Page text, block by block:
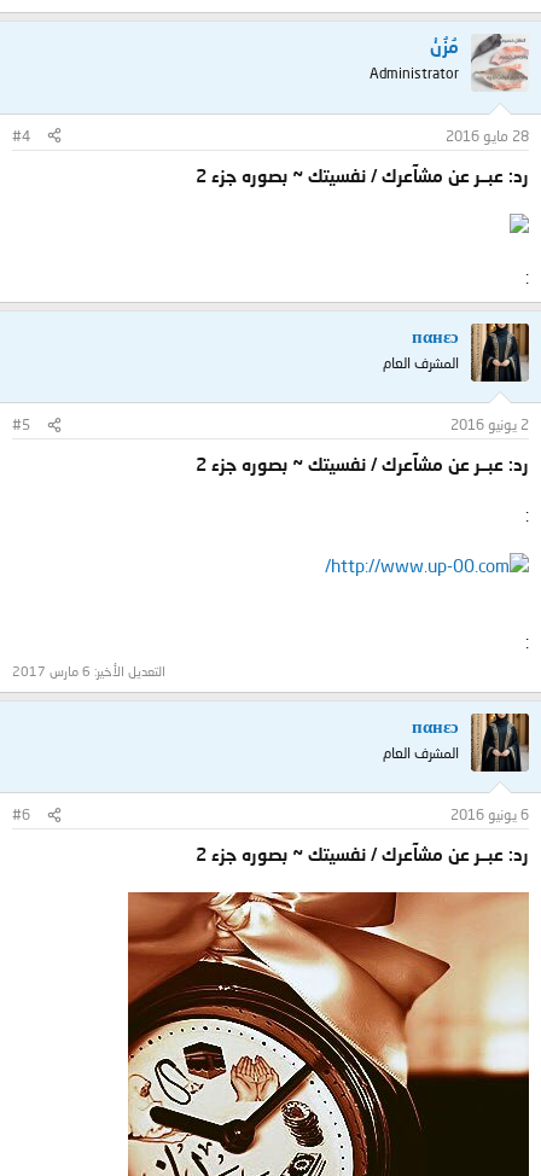
مُزُنْ
Administrator
28 مايو 2016 #4
رد: عبــر عن مشآعرك / نفسيتك ~ بصوره جزء 2
:
пαнεɔ
المشرف العام
2 يونيو 2016 #5
رد: عبــر عن مشآعرك / نفسيتك ~ بصوره جزء 2
:
http://www.up-00.com/
:
التعديل الأخير: 6 مارس 2017
пαнεɔ
المشرف العام
6 يونيو 2016 #6
رد: عبــر عن مشآعرك / نفسيتك ~ بصوره جزء 2